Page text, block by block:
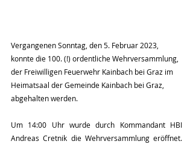
Vergangenen Sonntag, den 5. Februar 2023,
konnte die 100. (!) ordentliche Wehrversammlung,
der Freiwilligen Feuerwehr Kainbach bei Graz im
Heimatsaal der Gemeinde Kainbach bei Graz,
abgehalten werden.
Um 14:00 Uhr wurde durch Kommandant HBI
Andreas Cretnik die Wehrversammlung eröffnet.